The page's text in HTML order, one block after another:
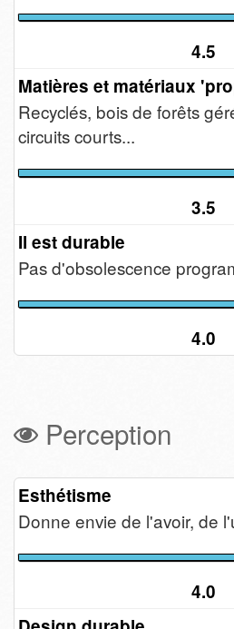
4.5
Matières et matériaux
Recyclés, bois de forêts
circuits courts...
3.5
Il est durable
Pas d'obsolescence
4.0
Perception
Esthétisme
Donne envie de l'avoir, de
4.0